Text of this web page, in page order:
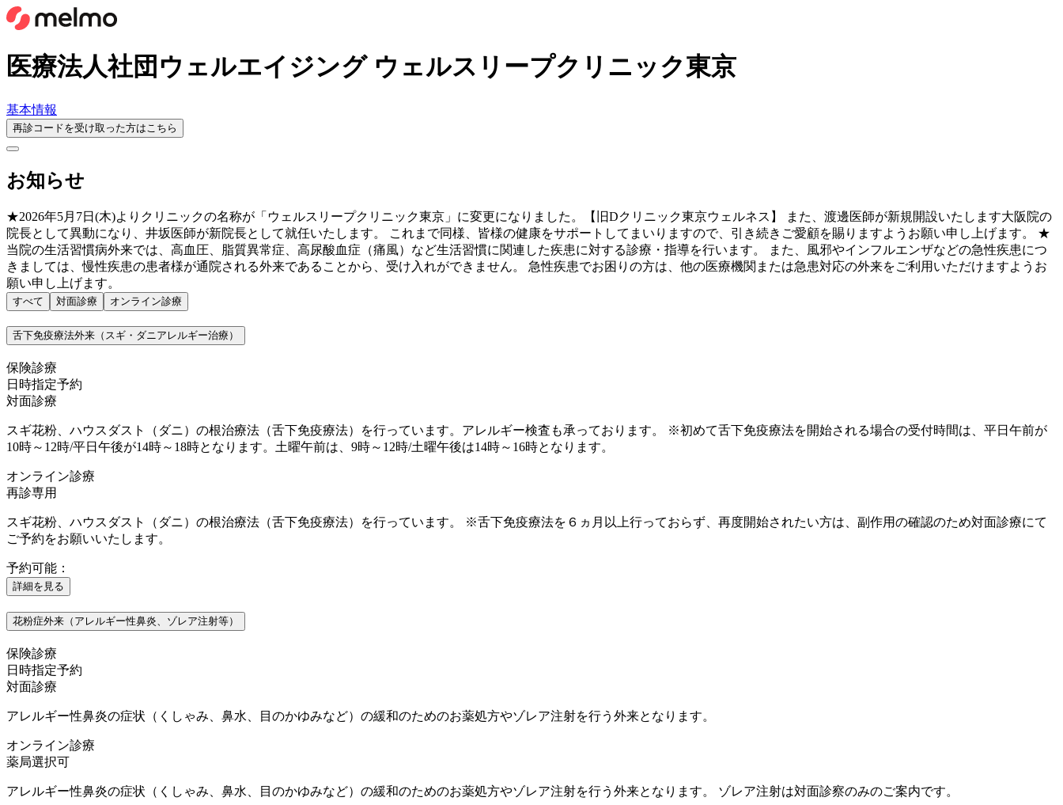
医療法人社団ウェルエイジング ウェルスリープクリニック東京
基本情報
再診コードを受け取った方はこちら
お知らせ
★2026年5月7日(木)よりクリニックの名称が「ウェルスリープクリニック東京」に変更になりました。【旧Dクリニック東京ウェルネス】 また、渡邊医師が新規開設いたします大阪院の
院長として異動になり、井坂医師が新院長として就任いたします。 これまで同様、皆様の健康をサポートしてまいりますので、引き続きご愛顧を賜りますようお願い申し上げます。 ★
当院の生活習慣病外来では、高血圧、脂質異常症、高尿酸血症（痛風）など生活習慣に関連した疾患に対する診療・指導を行います。 また、風邪やインフルエンザなどの急性疾患につ
きましては、慢性疾患の患者様が通院される外来であることから、受け入れができません。 急性疾患でお困りの方は、他の医療機関または急患対応の外来をご利用いただけますようお
願い申し上げます。
すべて 対面診療 オンライン診療
舌下免疫療法外来（スギ・ダニアレルギー治療）
保険診療
日時指定予約
対面診療
スギ花粉、ハウスダスト（ダニ）の根治療法（舌下免疫療法）を行っています。アレルギー検査も承っております。 ※初めて舌下免疫療法を開始される場合の受付時間は、平日午前が
10時～12時/平日午後が14時～18時となります。土曜午前は、9時～12時/土曜午後は14時～16時となります。
オンライン診療
再診専用
スギ花粉、ハウスダスト（ダニ）の根治療法（舌下免疫療法）を行っています。 ※舌下免疫療法を６ヵ月以上行っておらず、再度開始されたい方は、副作用の確認のため対面診療にて
ご予約をお願いいたします。
予約可能：
詳細を見る
花粉症外来（アレルギー性鼻炎、ゾレア注射等）
保険診療
日時指定予約
対面診療
アレルギー性鼻炎の症状（くしゃみ、鼻水、目のかゆみなど）の緩和のためのお薬処方やゾレア注射を行う外来となります。
オンライン診療
薬局選択可
アレルギー性鼻炎の症状（くしゃみ、鼻水、目のかゆみなど）の緩和のためのお薬処方やゾレア注射を行う外来となります。 ゾレア注射は対面診察のみのご案内です。